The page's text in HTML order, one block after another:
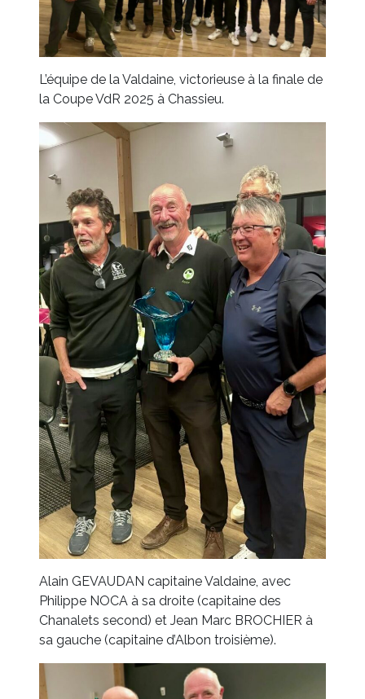
L’équipe de la Valdaine, victorieuse à la finale de
la Coupe VdR 2025 à Chassieu.
Alain GEVAUDAN capitaine Valdaine, avec
Philippe NOCA à sa droite (capitaine des
Chanalets second) et Jean Marc BROCHIER à
sa gauche (capitaine d’Albon troisième).